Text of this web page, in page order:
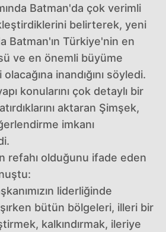
Batman'da çok verimli
belirterek, yeni
Batman'ın Türkiye'nin en
ve en önemli büyüme
inandığını söyledi.
konularını çok detaylı bir
aktaran Şimşek,
imkanı
refahı olduğunu ifade eden
liderliğinde
bütün bölgeleri, illeri bir
kalkındırmak, ileriye